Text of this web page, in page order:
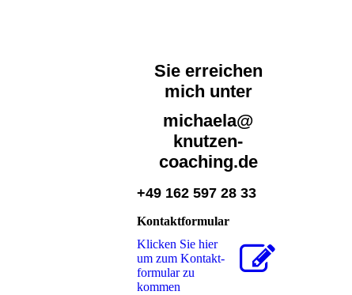
Sie erreichen
mich unter
michaela@
knutzen-
coaching.de
+49 162 597 28 33
Kontaktformular
Klicken Sie hier
um zum Kon­takt­
for­mu­lar zu
kommen